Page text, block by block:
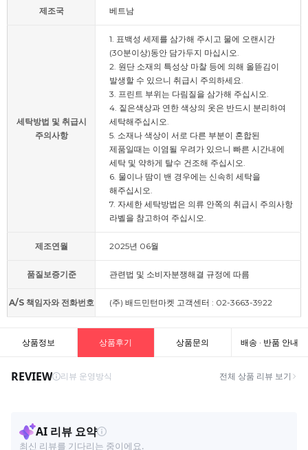
제조국 베트남
세탁방법 및 취급시
주의사항
1. 표백성 세제를 삼가해 주시고 물에 오랜시간
(30분이상)동안 담가두지 마십시오.
2. 원단 소재의 특성상 마찰 등에 의해 올뜯김이
발생할 수 있으니 취급시 주의하세요.
3. 프린트 부위는 다림질을 삼가해 주십시오.
4. 짙은색상과 연한 색상의 옷은 반드시 분리하여
세탁해주십시오.
5. 소재나 색상이 서로 다른 부분이 혼합된
제품일때는 이염될 우려가 있으니 빠른 시간내에
세탁 및 약하게 탈수 건조해 주십시오.
6. 물이나 땀이 밴 경우에는 신속히 세탁을
해주십시오.
7. 자세한 세탁방법은 의류 안쪽의 취급시 주의사항
라벨을 참고하여 주십시오.
제조연월 2025년 06월
품질보증기준 관련법 및 소비자분쟁해결 규정에 따름
A/S 책임자와 전화번호 (주) 배드민턴마켓 고객센터 : 02-3663-3922
상품정보 상품후기 상품문의 배송 · 반품 안내